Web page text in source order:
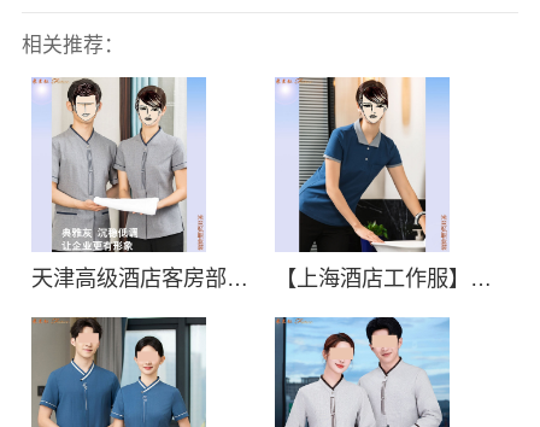
相关推荐：
天津高级酒店客房部工服定制:推荐_批发_那家好 【上海酒店工作服】黄浦区酒店客房工作服加工,奉贤区酒店客房工作服定制